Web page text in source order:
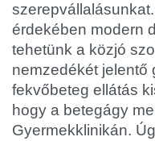
érdekében modern
tehetünk a közjó
nemzedékét jelentő
fekvőbeteg ellátás
hogy a betegágy
Gyermekklinikán.